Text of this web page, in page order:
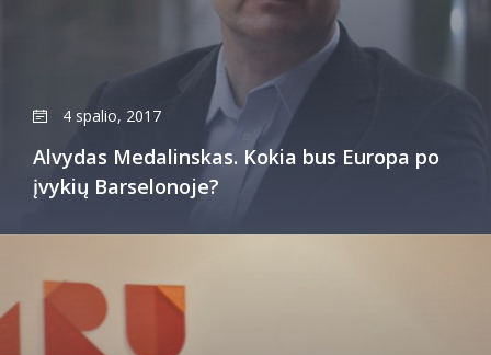
4 spalio, 2017
Alvydas Medalinskas. Kokia bus Europa po
įvykių Barselonoje?